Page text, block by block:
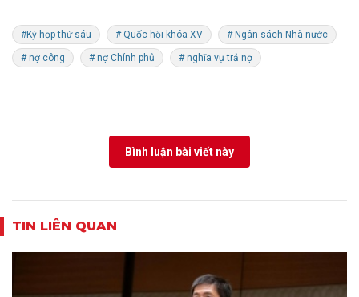
#Kỳ họp thứ sáu # Quốc hội khóa XV # Ngân sách Nhà nước
# nợ công # nợ Chính phủ # nghĩa vụ trả nợ
Bình luận bài viết này
TIN LIÊN QUAN